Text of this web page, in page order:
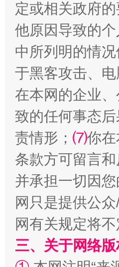
站台名比不上好声名
漫山遍野的桃花与雪山、麦地
定或相关政府
他原因导致的个
中所列明的情
于黑客攻击、
在本网的企业
致的任何事态后
责情形； ⑺你
条款方可留言
并承担一切因
网只是提供公
网有关规定将
三、关于网络版